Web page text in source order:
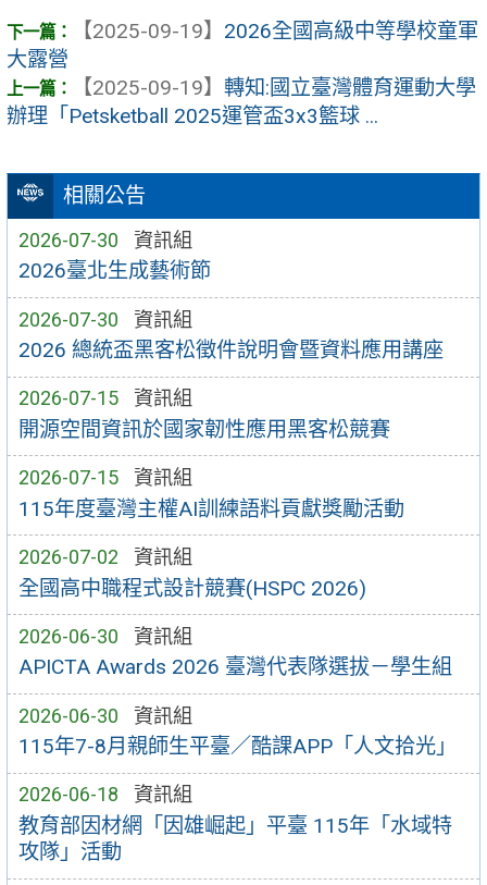
相關公告
2026-07-30 資訊組
2026臺北生成藝術節
2026-07-30 資訊組
2026 總統盃黑客松徵件說明會暨資料應用講座
2026-07-15 資訊組
開源空間資訊於國家韌性應用黑客松競賽
2026-07-15 資訊組
115年度臺灣主權AI訓練語料貢獻獎勵活動
2026-07-02 資訊組
全國高中職程式設計競賽(HSPC 2026)
2026-06-30 資訊組
APICTA Awards 2026 臺灣代表隊選拔－學生組
2026-06-30 資訊組
115年7-8月親師生平臺／酷課APP「人文拾光」
2026-06-18 資訊組
教育部因材網「因雄崛起」平臺 115年「水域特
攻隊」活動
【2025-09-19】 2026全國高級中等學校童軍
大露營
【2025-09-19】 轉知:國立臺灣體育運動大學
辦理「Petsketball 2025運管盃3x3籃球 ...